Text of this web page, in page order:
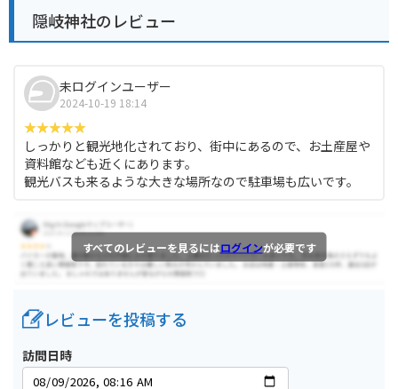
隠岐神社のレビュー
未ログインユーザー
2024-10-19 18:14
しっかりと観光地化されており、街中にあるので、お土産屋や
資料館なども近くにあります。
観光バスも来るような大きな場所なので駐車場も広いです。
すべてのレビューを見るにはログインが必要です
レビューを投稿する
訪問日時